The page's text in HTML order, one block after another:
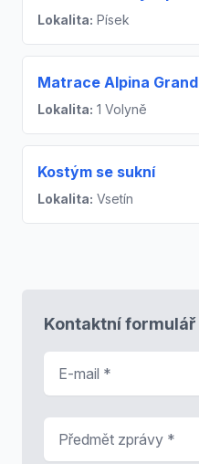
Lokalita: Písek
Matrace Alpina Grand
Lokalita: 1 Volyně
Kostým se sukní
Lokalita: Vsetín
Kontaktní formulář